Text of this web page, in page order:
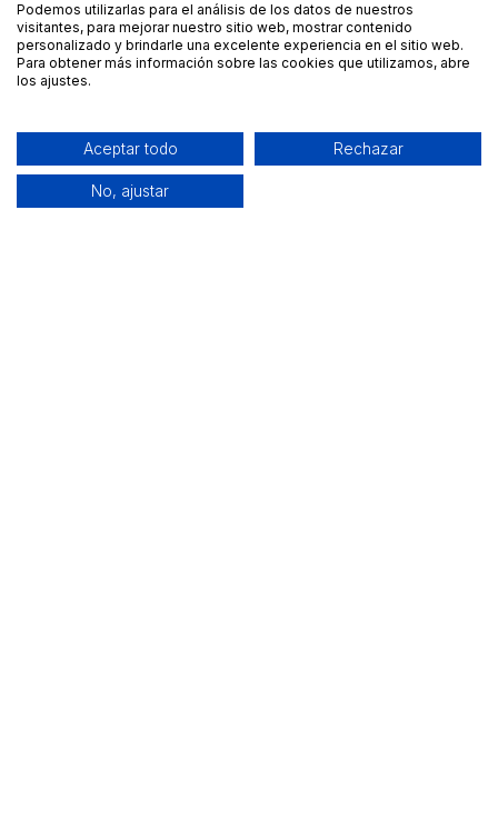
Podemos utilizarlas para el análisis de los datos de nuestros
visitantes, para mejorar nuestro sitio web, mostrar contenido
personalizado y brindarle una excelente experiencia en el sitio web.
Para obtener más información sobre las cookies que utilizamos, abre
los ajustes.
Aceptar todo Rechazar
No, ajustar